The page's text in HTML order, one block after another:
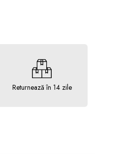
Returnează în 14 zile